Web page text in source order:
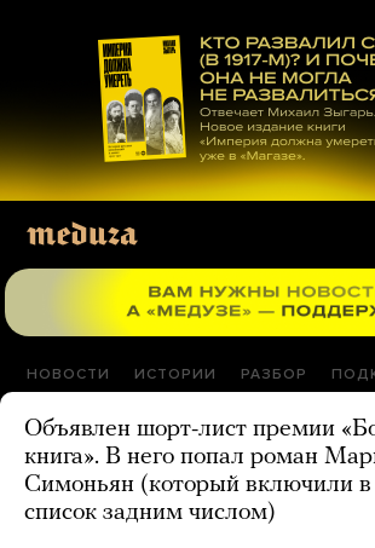
материалам
НОВОСТИ ИСТОРИИ РАЗБОР
Объявлен шорт-лист премии
книга». В него попал роман
Симоньян (который включили
список задним числом)